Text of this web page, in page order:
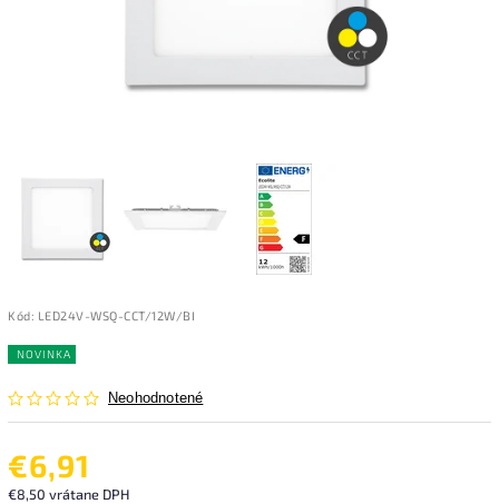
Kód: LED24V-WSQ-CCT/12W/BI
NOVINKA
Neohodnotené
€6,91
€8,50 vrátane DPH